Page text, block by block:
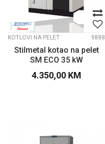
KOTLOVI NA PELET 9888
Stilmetal kotao na pelet
SM ECO 35 kW
4.350,00 KM